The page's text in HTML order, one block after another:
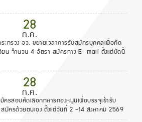
28
ก.ค.
ะทรวง อว. ขยายเวลาการรับสมัครบุคคลเพื่อคัด
ยน จำนวน 4 อัตรา สมัครทาง E- mail ตั้งแต่บัดนี้
28
ก.ค.
รสอบคัดเลือกทหารกองหนุนเพื่อบรรจุเข้ารับ
มัครด้วยตนเอง ตั้งแต่วันที่ 2 -14 สิงหาคม 2569